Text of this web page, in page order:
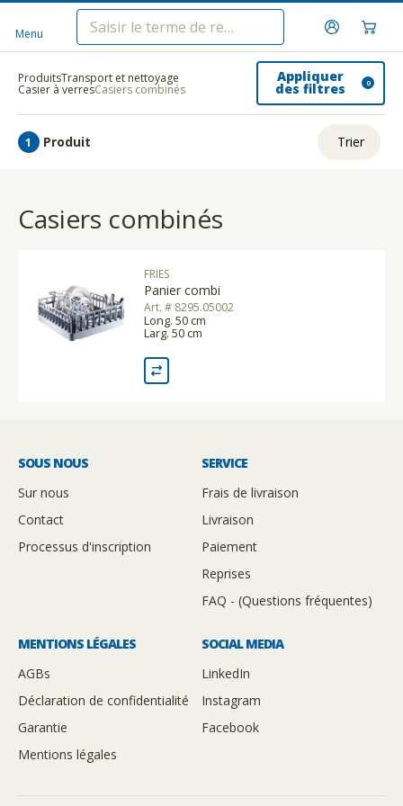
Menu
ProduitsTransport et nettoyage
Casier à verresCasiers combinés
Appliquer
des filtres 0
1 Produit Trier
Casiers combinés
FRIES
Panier combi
Art. # 8295.05002
Long. 50 cm
Larg. 50 cm
SOUS NOUS
Sur nous
Contact
Processus d'inscription
SERVICE
Frais de livraison
Livraison
Paiement
Reprises
FAQ - (Questions fréquentes)
MENTIONS LÉGALES
AGBs
Déclaration de confidentialité
Garantie
Mentions légales
SOCIAL MEDIA
LinkedIn
Instagram
Facebook